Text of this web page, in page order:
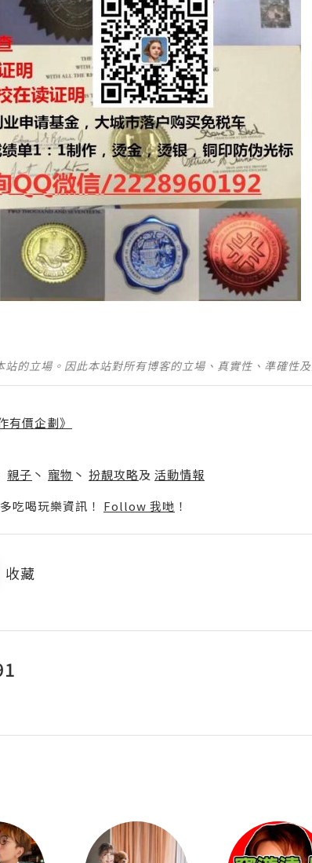
的立場。因此本站對所有博客的立場、真實性、準確性
有價企劃》
親子 丶 寵物 丶 扮靚攻略及 活動情報
吃喝玩樂資訊！ Follow 我哋 ！
收藏